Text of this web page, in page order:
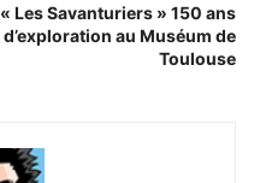
« Les Savanturiers » 150 ans
d’exploration au Muséum de
Toulouse